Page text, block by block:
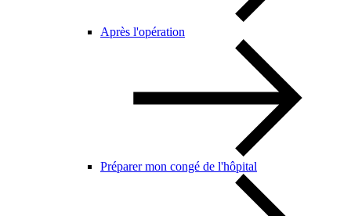
Après l'opération
Préparer mon congé de l'hôpital